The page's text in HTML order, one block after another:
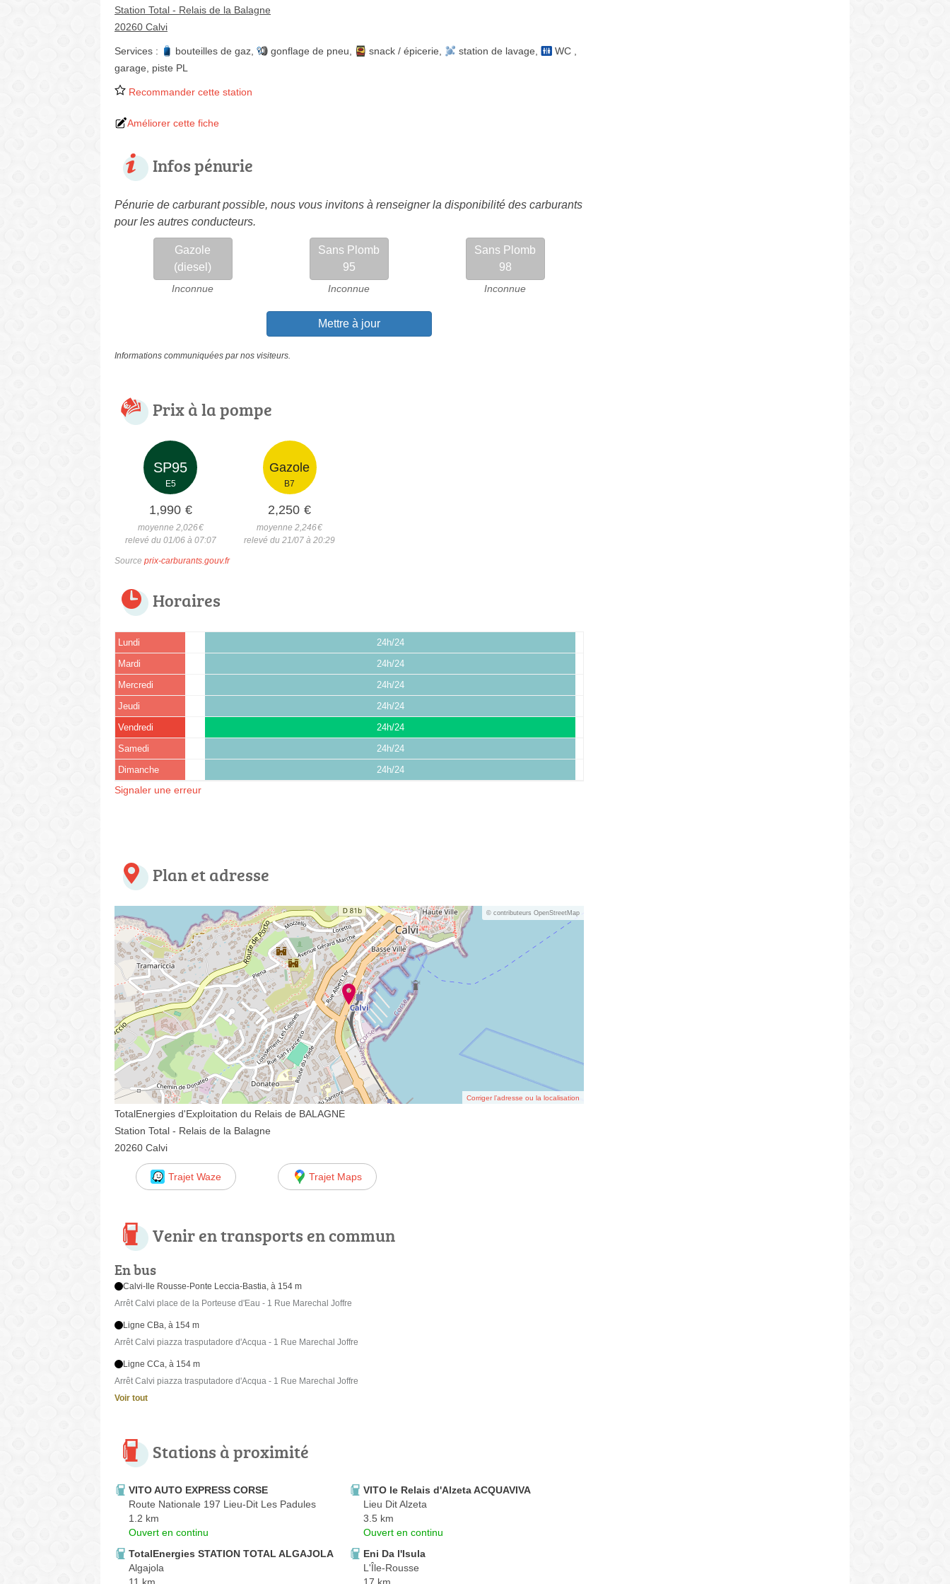
Station Total - Relais de la Balagne
20260 Calvi
Services : bouteilles de gaz gonflage de pneu snack / épicerie station de lavage WC
garage
piste PL
Recommander cette station
Améliorer cette fiche
Infos pénurie
Pénurie de carburant possible, nous vous invitons à renseigner la disponibilité des carburants
pour les autres conducteurs.
Gazole
(diesel)
Inconnue
Sans Plomb
95
Inconnue
Sans Plomb
98
Inconnue
Mettre à jour
Informations communiquées par nos visiteurs.
Prix à la pompe
SP95
E5
1,990 €
moyenne 2,026€
relevé du 01/06 à 07:07
Gazole
B7
2,250 €
moyenne 2,246€
relevé du 21/07 à 20:29
Source prix-carburants.gouv.fr
Horaires
Lundi 24h/24
Mardi 24h/24
Mercredi 24h/24
Jeudi 24h/24
Vendredi 24h/24
Samedi 24h/24
Dimanche 24h/24
Signaler une erreur
Plan et adresse
© contributeurs OpenStreetMap
Corriger l’adresse ou la localisation
TotalEnergies d'Exploitation du Relais de BALAGNE
Station Total - Relais de la Balagne
20260 Calvi
Trajet Waze Trajet Maps
Venir en transports en commun
En bus
Calvi-Ile Rousse-Ponte Leccia-Bastia, à 154 m
Arrêt Calvi place de la Porteuse d'Eau - 1 Rue Marechal Joffre
Ligne CBa, à 154 m
Arrêt Calvi piazza trasputadore d'Acqua - 1 Rue Marechal Joffre
Ligne CCa, à 154 m
Arrêt Calvi piazza trasputadore d'Acqua - 1 Rue Marechal Joffre
Voir tout
Stations à proximité
VITO AUTO EXPRESS CORSE
Route Nationale 197 Lieu-Dit Les Padules
1.2 km
Ouvert en continu
VITO le Relais d'Alzeta ACQUAVIVA
Lieu Dit Alzeta
3.5 km
Ouvert en continu
TotalEnergies STATION TOTAL ALGAJOLA
Algajola
Eni Da l'Isula
L'Île-Rousse